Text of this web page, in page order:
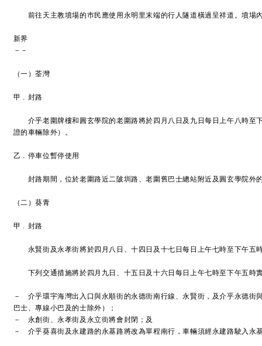
前往天主教墳場的巿民應使用永明里末端的行人隧道橫過呈祥道。墳場
新界
－－
（一）荃灣
甲﹒封路
介乎老圍牌樓和圓玄學院的老圍路將於四月八日及九日每日上午八時至
證的車輛除外）。
乙﹒停車位暫停使用
封路期間，位於老圍路近二陂圳路、老圍舊巴士總站附近及圓玄學院外
（二）葵青
甲﹒封路
永賢街及永孝街將於四月八日、十四日及十七日每日上午七時至下午五
下列交通措施將於四月九日、十五日及十六日每日上午七時至下午五時
－ 介乎環宇海灣出入口與永順街的永德街南行線、永賢街，及介乎永德街
巴士、專線小巴及的士除外）；
－ 永創街、永孝街及永立街將會封閉；及
－ 介乎葵喜街及永建路的永基路將改為單程南行，車輛須經永建路駛入永